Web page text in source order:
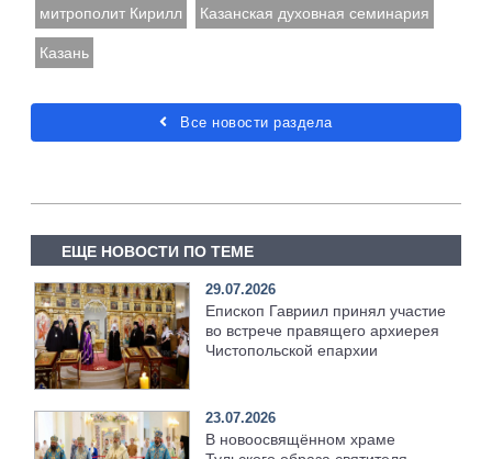
митрополит Кирилл Казанская духовная семинария
Казань
Все новости раздела
ЕЩЕ НОВОСТИ ПО ТЕМЕ
29.07.2026
Епископ Гавриил принял участие
во встрече правящего архиерея
Чистопольской епархии
23.07.2026
В новоосвящённом храме